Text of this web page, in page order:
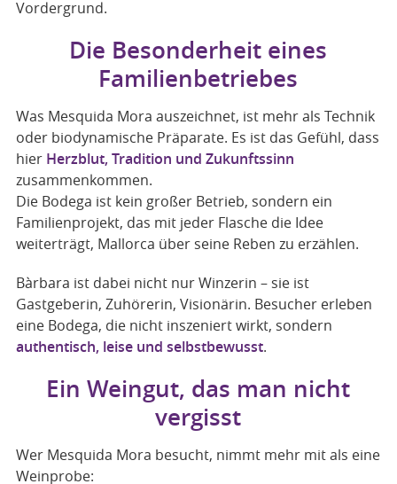
Vordergrund.
Die Besonderheit eines
Familienbetriebes
Was Mesquida Mora auszeichnet, ist mehr als Technik
oder biodynamische Präparate. Es ist das Gefühl, dass
hier Herzblut, Tradition und Zukunftssinn
zusammenkommen.
Die Bodega ist kein großer Betrieb, sondern ein
Familienprojekt, das mit jeder Flasche die Idee
weiterträgt, Mallorca über seine Reben zu erzählen.
Bàrbara ist dabei nicht nur Winzerin – sie ist
Gastgeberin, Zuhörerin, Visionärin. Besucher erleben
eine Bodega, die nicht inszeniert wirkt, sondern
authentisch, leise und selbstbewusst.
Ein Weingut, das man nicht
vergisst
Wer Mesquida Mora besucht, nimmt mehr mit als eine
Weinprobe: